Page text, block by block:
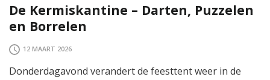
De Kermiskantine – Darten, Puzzelen
en Borrelen
12 MAART 2026
Donderdagavond verandert de feesttent weer in de